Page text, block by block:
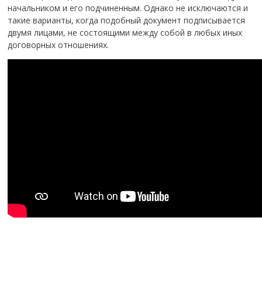
начальником и его подчиненным. Однако не исключаются и
такие варианты, когда подобный документ подписывается
двумя лицами, не состоящими между собой в любых иных
договорных отношениях.